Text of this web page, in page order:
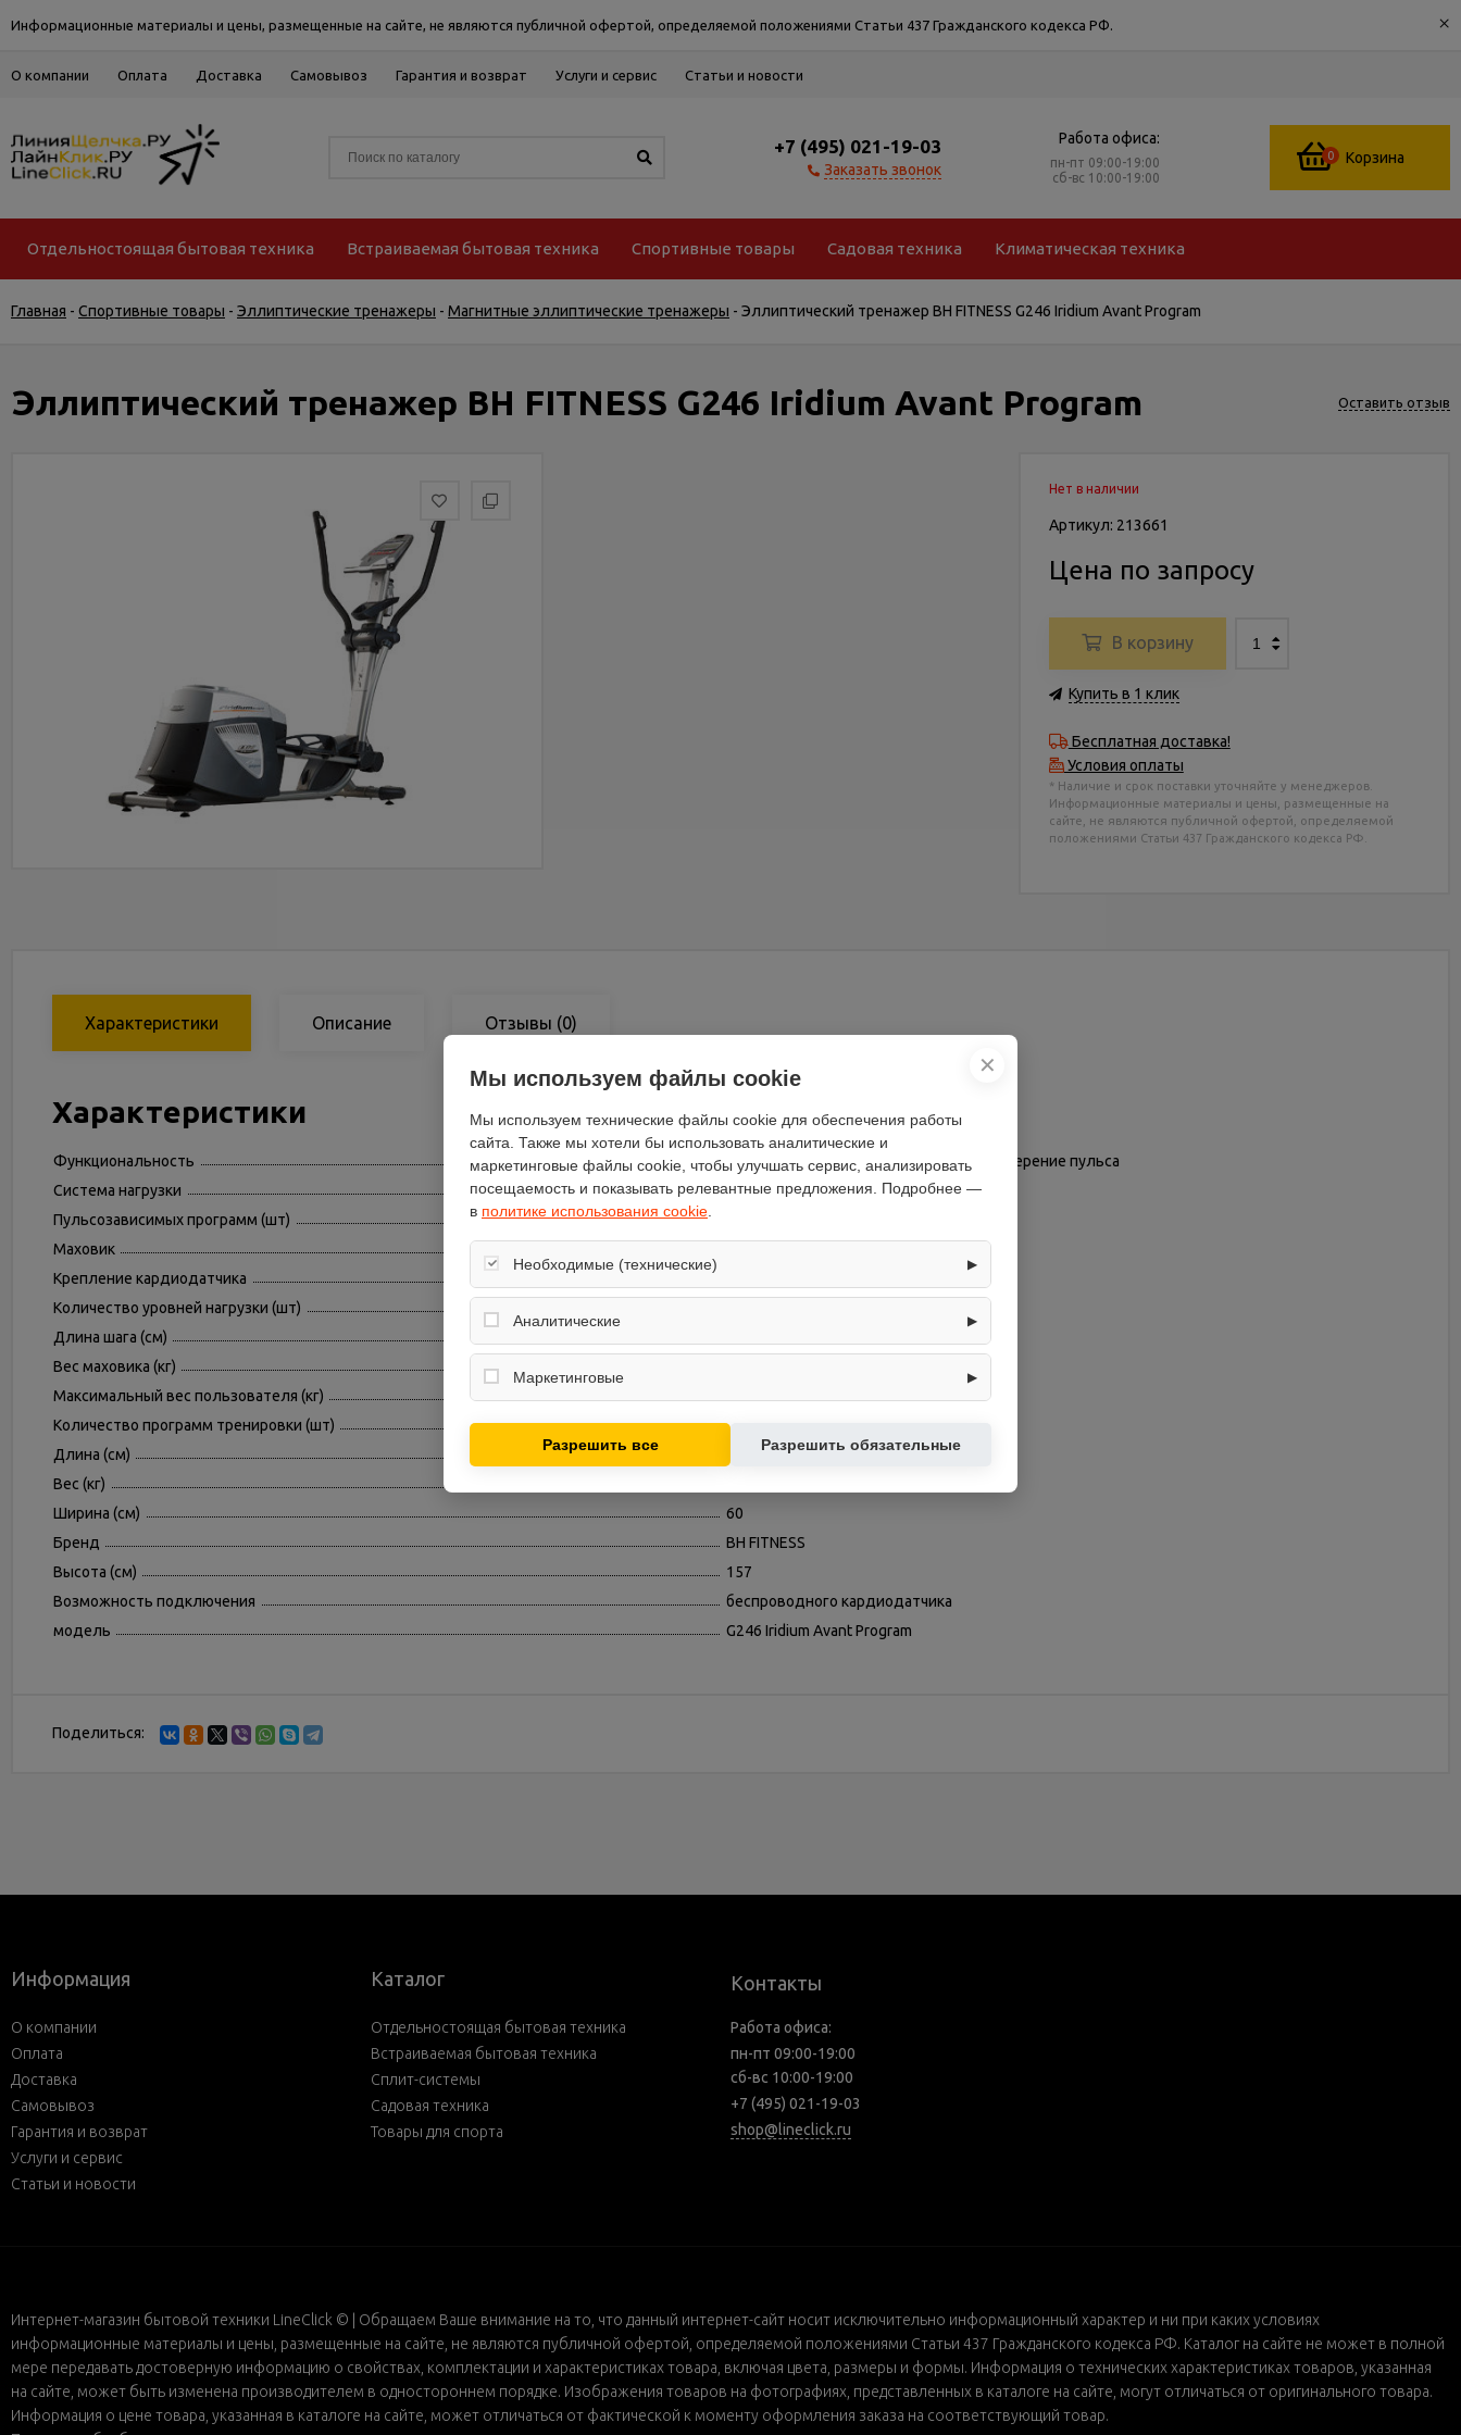
Информационные материалы и цены, размещенные на сайте, не являются публичной офертой, определяемой положениями Статьи 437 Гражданского кодекса РФ. ×
О компании Оплата Доставка Самовывоз Гарантия и возврат Услуги и сервис Статьи и новости
+7 (495) 021-19-03
Заказать звонок
Работа офиса:
пн-пт 09:00-19:00
сб-вс 10:00-19:00
0 Корзина
Отдельностоящая бытовая техника Встраиваемая бытовая техника Спортивные товары Садовая техника Климатическая техника
Главная - Спортивные товары - Эллиптические тренажеры - Магнитные эллиптические тренажеры - Эллиптический тренажер BH FITNESS G246 Iridium Avant Program
Эллиптический тренажер BH FITNESS G246 Iridium Avant Program Оставить отзыв
Нет в наличии
Артикул: 213661
Цена по запросу
В корзину
Купить в 1 клик
Бесплатная доставка!
Условия оплаты
* Наличие и срок поставки уточняйте у менеджеров.
Информационные материалы и цены, размещенные на
сайте, не являются публичной офертой, определяемой
положениями Статьи 437 Гражданского кодекса РФ.
Характеристики Описание Отзывы (0)
Характеристики
Функциональность
профессиональное использование, измерение пульса
Система нагрузки
магнитная
Пульсозависимых программ (шт)
Маховик
Крепление кардиодатчика
Количество уровней нагрузки (шт)
Длина шага (см)
Вес маховика (кг)
Максимальный вес пользователя (кг)
Количество программ тренировки (шт)
12
Длина (см)
Вес (кг)
Ширина (см)
60
Бренд
BH FITNESS
Высота (см)
157
Возможность подключения
беспроводного кардиодатчика
модель
G246 Iridium Avant Program
Поделиться:
Информация
О компании
Оплата
Доставка
Самовывоз
Гарантия и возврат
Услуги и сервис
Статьи и новости
Каталог
Отдельностоящая бытовая техника
Встраиваемая бытовая техника
Сплит-системы
Садовая техника
Товары для спорта
Контакты
Работа офиса:
пн-пт 09:00-19:00
сб-вс 10:00-19:00
+7 (495) 021-19-03
shop@lineclick.ru
Интернет-магазин бытовой техники LineClick © | Обращаем Ваше внимание на то, что данный интернет-сайт носит исключительно информационный характер и ни при каких условиях
информационные материалы и цены, размещенные на сайте, не являются публичной офертой, определяемой положениями Статьи 437 Гражданского кодекса РФ. Каталог на сайте не может в полной
мере передавать достоверную информацию о свойствах, комплектации и характеристиках товара, включая цвета, размеры и формы. Информация о технических характеристиках товаров, указанная
на сайте, может быть изменена производителем в одностороннем порядке. Изображения товаров на фотографиях, представленных в каталоге на сайте, могут отличаться от оригинального товара.
Информация о цене товара, указанная в каталоге на сайте, может отличаться от фактической к моменту оформления заказа на соответствующий товар.
✕
Мы используем файлы cookie
Мы используем технические файлы cookie для обеспечения работы
сайта. Также мы хотели бы использовать аналитические и
маркетинговые файлы cookie, чтобы улучшать сервис, анализировать
посещаемость и показывать релевантные предложения. Подробнее —
в политике использования cookie
Необходимые (технические) ▶
Обеспечивают корректную работу сайта: оформление заказа, корзина,
вход в личный кабинет. Без них основные функции могут быть
Аналитические ▶
Собирают обезличенную информацию о посещениях и использовании
сайта (например, счётчики аналитики), помогают улучшать интерфейс и
Маркетинговые ▶
Разрешить все Разрешить обязательные